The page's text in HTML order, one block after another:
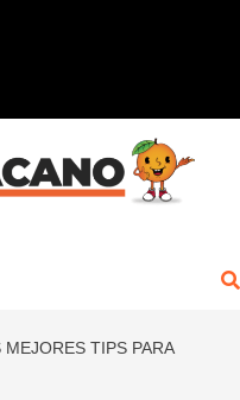
TIPS PARA